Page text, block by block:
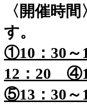
〈開催時
す。
①10：30
12：20
⑤13：30